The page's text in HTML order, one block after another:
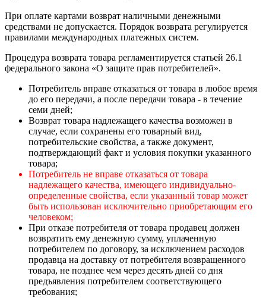
При оплате картами возврат наличными денежными
средствами не допускается. Порядок возврата регулируется
правилами международных платежных систем.
Процедура возврата товара регламентируется статьей 26.1
федерального закона «О защите прав потребителей».
Потребитель вправе отказаться от товара в любое время
до его передачи, а после передачи товара - в течение
семи дней;
Возврат товара надлежащего качества возможен в
случае, если сохранены его товарный вид,
потребительские свойства, а также документ,
подтверждающий факт и условия покупки указанного
товара;
Потребитель не вправе отказаться от товара
надлежащего качества, имеющего индивидуально-
определенные свойства, если указанный товар может
быть использован исключительно приобретающим его
человеком;
При отказе потребителя от товара продавец должен
возвратить ему денежную сумму, уплаченную
потребителем по договору, за исключением расходов
продавца на доставку от потребителя возвращенного
товара, не позднее чем через десять дней со дня
предъявления потребителем соответствующего
требования;